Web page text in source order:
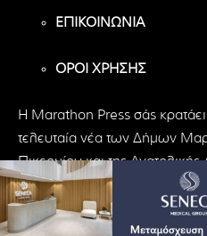
ΕΠΙΚΟΙΝΩΝΙΑ
ΟΡΟΙ ΧΡΗΣΗΣ
H Marathon Press σάς
τελευταία νέα των Δήμων
Πικερμίου και της Ανατολικής
© Marathon Press |